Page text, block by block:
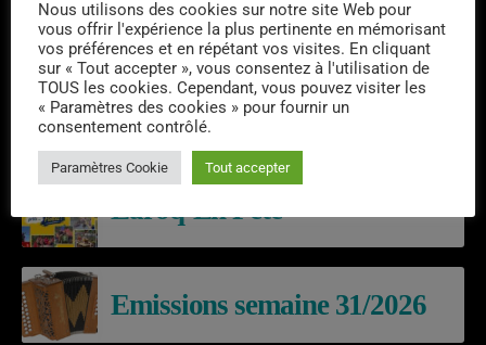
DERNIERS PODCASTS
Laroq’En Fête
Emissions semaine 31/2026
Nous utilisons des cookies sur notre site Web pour
vous offrir l'expérience la plus pertinente en mémorisant
vos préférences et en répétant vos visites. En cliquant
sur « Tout accepter », vous consentez à l'utilisation de
TOUS les cookies. Cependant, vous pouvez visiter les
« Paramètres des cookies » pour fournir un
consentement contrôlé.
Paramètres Cookie Tout accepter